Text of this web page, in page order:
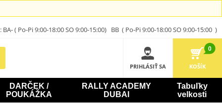
( Po-Pi 9:00-18:00 SO 9:00-15:00) BB ( Po-Pi 9:00-18:00 SO 9:00-15:00 )
PRIHLÁSIŤ SA
0
KOŠÍK
DARČEK /
POUKÁŽKA
RALLY ACADEMY
DUBAI
Tabuľky
velkosti